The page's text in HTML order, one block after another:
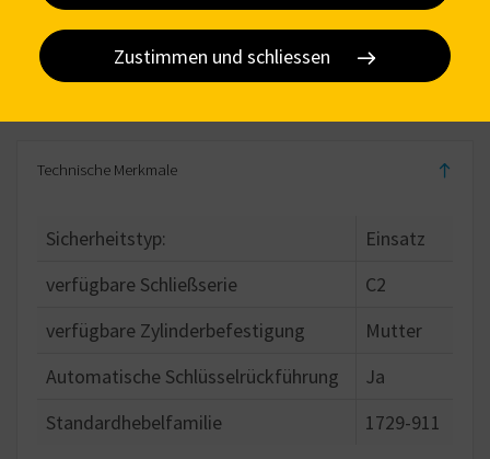
Technische Merkmale
Sicherheitstyp:
Einsatz
verfügbare Schließserie
C2
verfügbare Zylinderbefestigung
Mutter
Automatische Schlüsselrückführung
Ja
Standardhebelfamilie
1729-911
Zustimmen und schliessen